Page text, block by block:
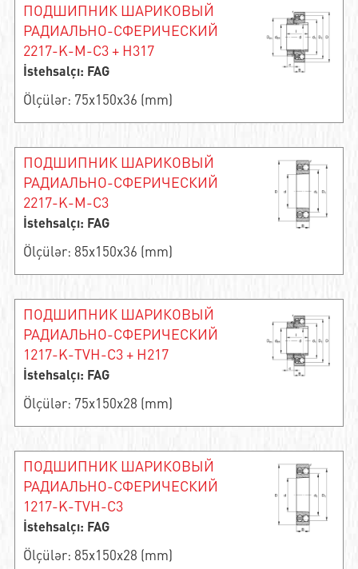
ПОДШИПНИК ШАРИКОВЫЙ
РАДИАЛЬНО-СФЕРИЧЕСКИЙ
2217-K-M-C3 + H317
İstehsalçı: FAG
Ölçülər: 75x150x36 (mm)
ПОДШИПНИК ШАРИКОВЫЙ
РАДИАЛЬНО-СФЕРИЧЕСКИЙ
2217-K-M-C3
İstehsalçı: FAG
Ölçülər: 85x150x36 (mm)
ПОДШИПНИК ШАРИКОВЫЙ
РАДИАЛЬНО-СФЕРИЧЕСКИЙ
1217-K-TVH-C3 + H217
İstehsalçı: FAG
Ölçülər: 75x150x28 (mm)
ПОДШИПНИК ШАРИКОВЫЙ
РАДИАЛЬНО-СФЕРИЧЕСКИЙ
1217-K-TVH-C3
İstehsalçı: FAG
Ölçülər: 85x150x28 (mm)